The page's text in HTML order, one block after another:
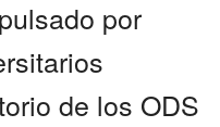
por
de los ODS